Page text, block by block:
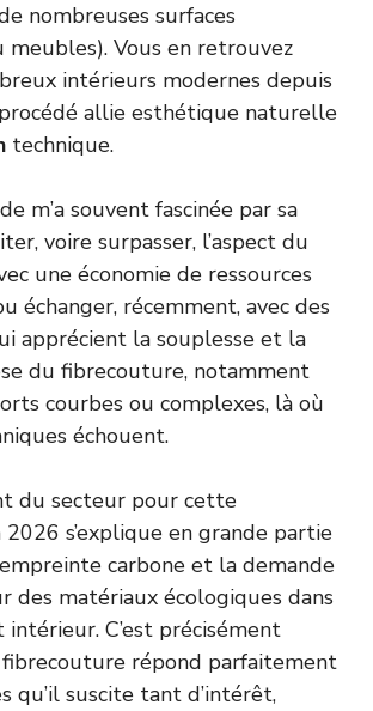
nombreuses surfaces
meubles). Vous en retrouvez
intérieurs modernes depuis
allie esthétique naturelle
technique.
m’a souvent fascinée par sa
voire surpasser, l’aspect du
une économie de ressources
échanger, récemment, avec des
apprécient la souplesse et la
du fibrecouture, notamment
courbes ou complexes, là où
échouent.
du secteur pour cette
s’explique en grande partie
carbone et la demande
des matériaux écologiques dans
intérieur. C’est précisément
répond parfaitement
qu’il suscite tant d’intérêt,